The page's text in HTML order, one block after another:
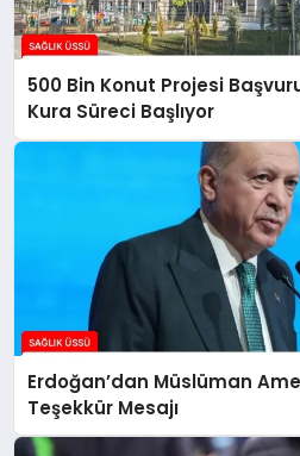
500 Bin Konut Projesi
Kura Süreci Başlıyor
Erdoğan’dan Müslüman
Teşekkür Mesajı